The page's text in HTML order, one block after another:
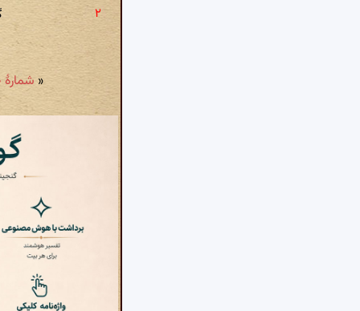
« شمارهٔ ۳۰: گفتم بچه ماند مژه ات گفت سنان